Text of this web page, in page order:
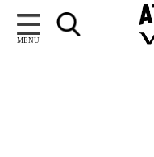
MENU